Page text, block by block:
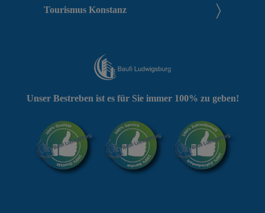
Tourismus Konstanz
Unser Bestreben ist es für Sie immer 100% zu geben!